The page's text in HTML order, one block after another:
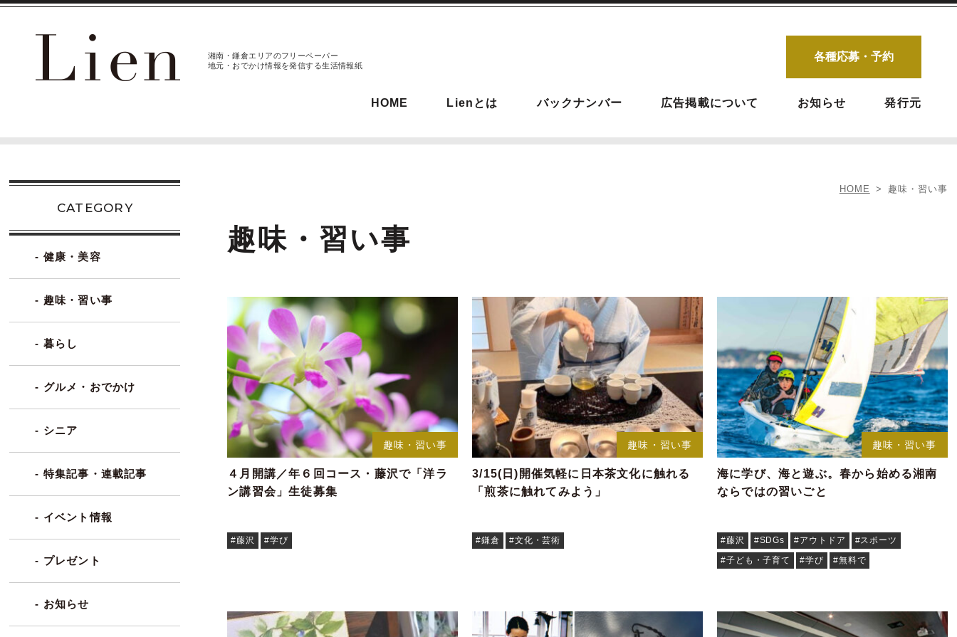
湘南・鎌倉エリアのフリーペーパー
地元・おでかけ情報を発信する生活情報紙
各種応募・予約
HOME Lienとは バックナンバー 広告掲載について お知らせ 発行元
CATEGORY
- 健康・美容
- 趣味・習い事
- 暮らし
- グルメ・おでかけ
- シニア
- 特集記事・連載記事
- イベント情報
- プレゼント
- お知らせ
HOME 趣味・習い事
趣味・習い事
趣味・習い事
４月開講／年６回コース・藤沢で「洋ラ
ン講習会」生徒募集
#藤沢 #学び
趣味・習い事
3/15(日)開催気軽に日本茶文化に触れる
「煎茶に触れてみよう」
#鎌倉 #文化・芸術
趣味・習い事
海に学び、海と遊ぶ。春から始める湘南
ならではの習いごと
#藤沢 #SDGs #アウトドア
#スポーツ
#子ども・子育て
#学び #無料で